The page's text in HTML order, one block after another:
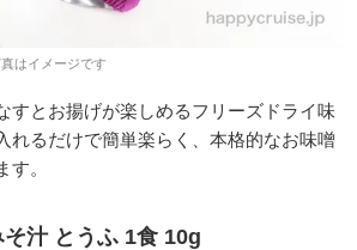
はイメージです
すとお揚げが楽しめるフリーズドライ味
れるだけで簡単楽らく、本格的なお味噌
す。
汁 とうふ 1食 10g